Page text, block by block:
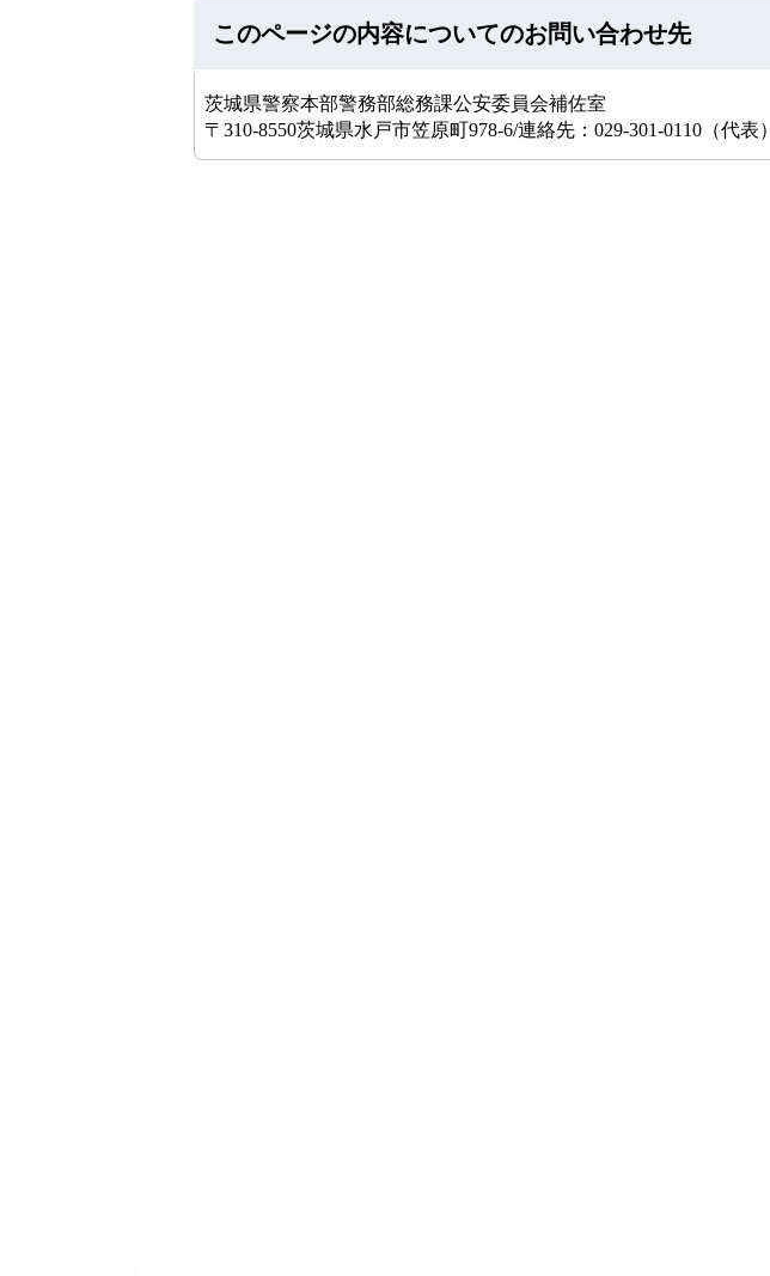
このページの内容についてのお問い合わせ先
茨城県警察本部警務部総務課公安委員会補佐室
〒310-8550茨城県水戸市笠原町978-6/連絡先：029-301-0110（代表）